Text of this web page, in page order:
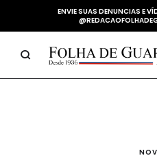
ENVIE SUAS DENUNCIAS E